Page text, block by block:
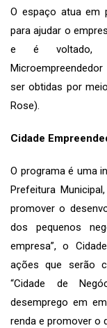
O espaço atua em
para ajudar o
e é voltado,
ser obtidas por
Rose).
Cidade
O programa é uma
Prefeitura
promover o
dos pequenos
empresa”, o
ações que serão
“Cidade de
desemprego em
renda e promover o